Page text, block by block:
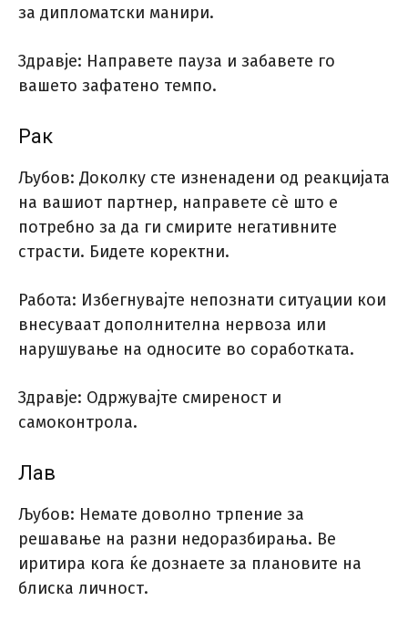
за дипломатски манири.
Здравје: Направете пауза и забавете го
вашето зафатено темпо.
Рак
Љубов: Доколку сте изненадени од реакцијата
на вашиот партнер, направете сè што е
потребно за да ги смирите негативните
страсти. Бидете коректни.
Работа: Избегнувајте непознати ситуации кои
внесуваат дополнителна нервоза или
нарушување на односите во соработката.
Здравје: Одржувајте смиреност и
самоконтрола.
Лав
Љубов: Немате доволно трпение за
решавање на разни недоразбирања. Ве
иритира кога ќе дознаете за плановите на
блиска личност.